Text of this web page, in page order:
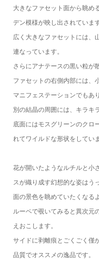
大きなファセット面から眺め
デン模様が映し出されています
広く大きなファセットには、
連なっています。
さらにアナテースの黒い粒が
ファセットの右側内部には、
マニフェステーションでもあ
別の結晶の周囲には、キラキ
底面にはモスグリーンのクロ
れてワイルドな形状をしていま
花が開いたようなルチルと小
スが織り成す幻想的な姿はう
面の景色を眺めていたくなる
ルーペで覗いてみると異次元
えおこします。
サイドに剥離痕とごくごく僅
品質でオススメの逸品です。